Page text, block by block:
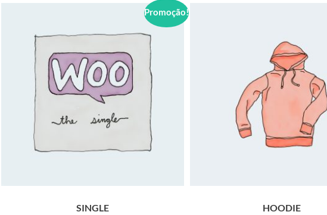
Promoção!
SINGLE HOODIE